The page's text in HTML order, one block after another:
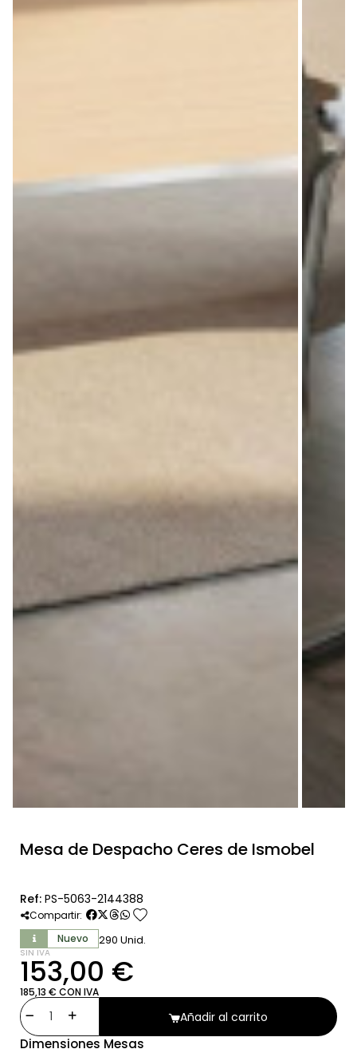
Mesa de Despacho Ceres de Ismobel
Ref: PS-5063-2144388
Compartir: favorite
Nuevo 290 Unid.
SIN IVA
153,00 €
185,13 € CON IVA
Añadir al carrito
Dimensiones Mesas